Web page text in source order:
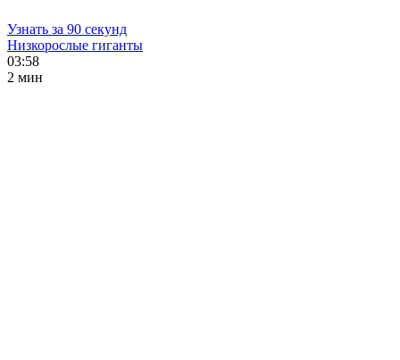
Узнать за 90 секунд
Низкорослые гиганты
03:58
2 мин